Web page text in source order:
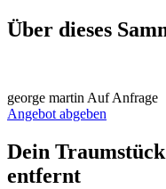
Über dieses
george martin Auf Anfrage
Angebot abgeben
Dein
entfernt